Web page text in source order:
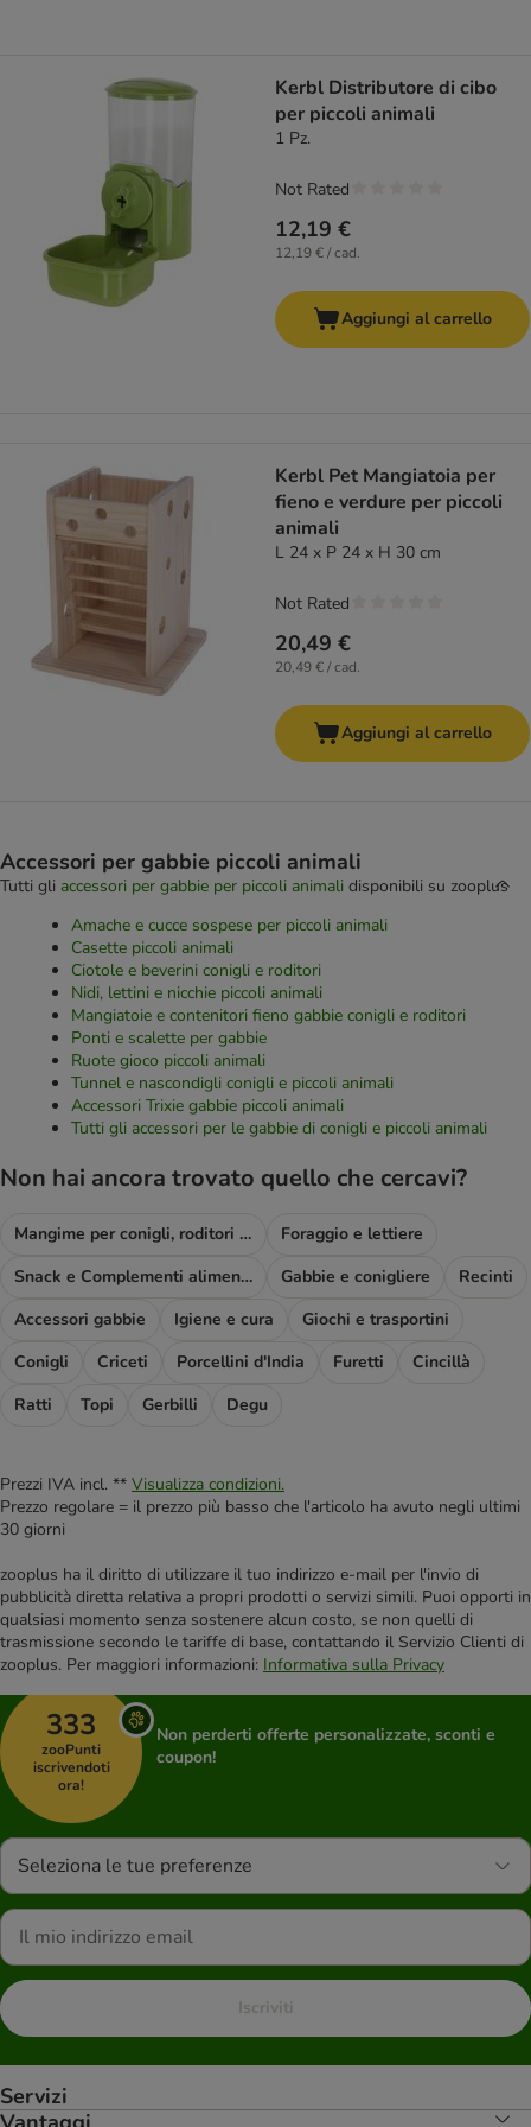
Kerbl Distributore di cibo
per piccoli animali
1 Pz.
12,19 €
12,19 € / cad.
Not Rated
Aggiungi al carrello
Kerbl Pet Mangiatoia per
fieno e verdure per piccoli
animali
L 24 x P 24 x H 30 cm
20,49 €
20,49 € / cad.
Not Rated
Aggiungi al carrello
Accessori per gabbie piccoli animali
Tutti gli accessori per gabbie per piccoli animali disponibili su zooplus
Amache e cucce sospese per piccoli animali
Casette piccoli animali
Ciotole e beverini conigli e roditori
Nidi, lettini e nicchie piccoli animali
Mangiatoie e contenitori fieno gabbie conigli e roditori
Ponti e scalette per gabbie
Ruote gioco piccoli animali
Tunnel e nascondigli conigli e piccoli animali
Accessori Trixie gabbie piccoli animali
Tutti gli accessori per le gabbie di conigli e piccoli animali
Non hai ancora trovato quello che cercavi?
Mangime per conigli, roditori e piccoli animali
Foraggio e lettiere
Snack e Complementi alimentari
Gabbie e conigliere
Recinti
Accessori gabbie
Igiene e cura
Giochi e trasportini
Conigli
Criceti Porcellini d'India Furetti
Cincillà
Ratti
Topi Gerbilli Degu
Prezzi IVA incl. ** Visualizza condizioni.
Prezzo regolare = il prezzo più basso che l'articolo ha avuto negli ultimi
30 giorni
zooplus ha il diritto di utilizzare il tuo indirizzo e-mail per l'invio di
pubblicità diretta relativa a propri prodotti o servizi simili. Puoi opporti in
qualsiasi momento senza sostenere alcun costo, se non quelli di
trasmissione secondo le tariffe di base, contattando il Servizio Clienti di
zooplus. Per maggiori informazioni: Informativa sulla Privacy
333
zooPunti
iscrivendoti
ora!
Non perderti offerte personalizzate, sconti e
coupon!
Seleziona le tue preferenze
Iscriviti
Servizi